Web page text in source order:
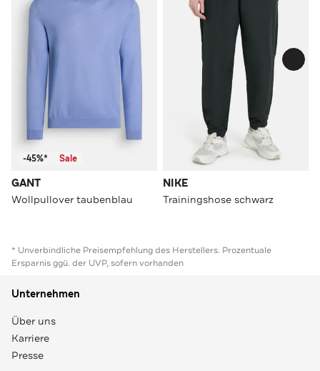
-45%* Sale
GANT
Wollpullover taubenblau
NIKE
Trainingshose schwarz
* Unverbindliche Preisempfehlung des Herstellers. Prozentuale
Ersparnis ggü. der UVP, sofern vorhanden
Unternehmen
Über uns
Karriere
Presse